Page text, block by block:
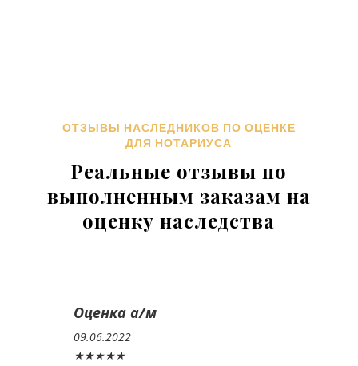
ОТЗЫВЫ НАСЛЕДНИКОВ ПО ОЦЕНКЕ
ДЛЯ НОТАРИУСА
Реальные отзывы по
выполненным заказам на
оценку наследства
Оценка а/м
09.06.2022
★★★★★